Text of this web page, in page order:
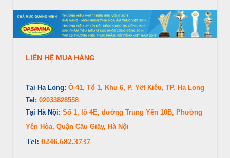
LIÊN HỆ MUA HÀNG
Tại Hạ Long: Ô 41, Tổ 1, Khu 6, P. Yết Kiêu, TP. Hạ Long
Tel: 02033828558
Tại Hà Nội: Số 1, lô 4E, đường Trung Yên 10B, Phường
Yên Hòa, Quận Cầu Giấy, Hà Nội
Tel: 0246.682.3737